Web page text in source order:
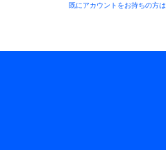
既にアカウントをお持ちの方は